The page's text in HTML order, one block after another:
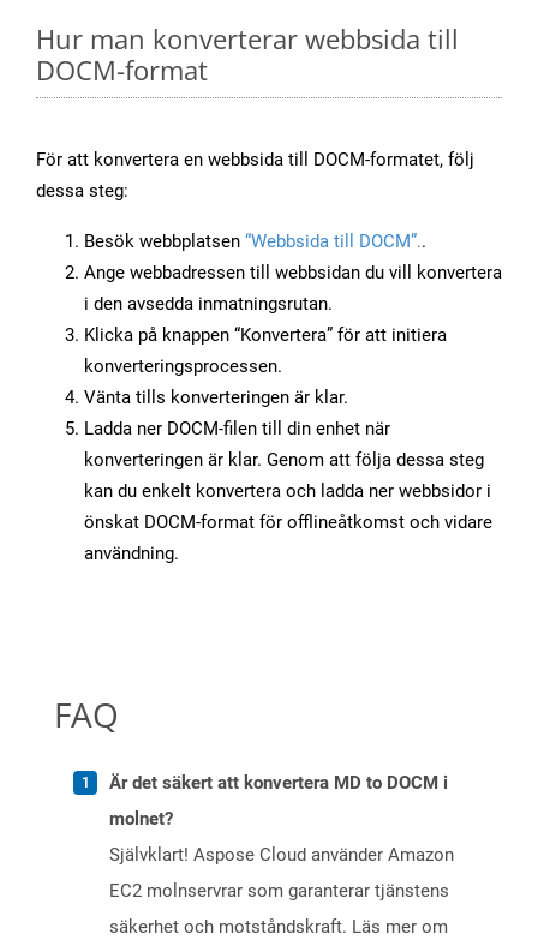
Hur man konverterar webbsida till
DOCM-format
För att konvertera en webbsida till DOCM-formatet, följ
dessa steg:
Besök webbplatsen “Webbsida till DOCM”..
Ange webbadressen till webbsidan du vill konvertera
i den avsedda inmatningsrutan.
Klicka på knappen “Konvertera” för att initiera
konverteringsprocessen.
Vänta tills konverteringen är klar.
Ladda ner DOCM-filen till din enhet när
konverteringen är klar. Genom att följa dessa steg
kan du enkelt konvertera och ladda ner webbsidor i
önskat DOCM-format för offlineåtkomst och vidare
användning.
FAQ
Är det säkert att konvertera MD to DOCM i
molnet?
Självklart! Aspose Cloud använder Amazon
EC2 molnservrar som garanterar tjänstens
säkerhet och motståndskraft. Läs mer om